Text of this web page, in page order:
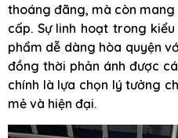
thoáng đãng, mà còn
cấp. Sự linh hoạt trong
phẩm dễ dàng hòa quyện
đồng thời phản ánh được
chính là lựa chọn lý tưởng
mẻ và hiện đại.